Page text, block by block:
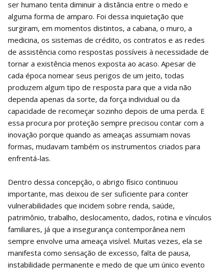
ser humano tenta diminuir a distância entre o medo e
alguma forma de amparo. Foi dessa inquietação que
surgiram, em momentos distintos, a cabana, o muro, a
medicina, os sistemas de crédito, os contratos e as redes
de assistência como respostas possíveis à necessidade de
tornar a existência menos exposta ao acaso. Apesar de
cada época nomear seus perigos de um jeito, todas
produzem algum tipo de resposta para que a vida não
dependa apenas da sorte, da força individual ou da
capacidade de recomeçar sozinho depois de uma perda. E
essa procura por proteção sempre precisou contar com a
inovação porque quando as ameaças assumiam novas
formas, mudavam também os instrumentos criados para
enfrentá-las.
Dentro dessa concepção, o abrigo físico continuou
importante, mas deixou de ser suficiente para conter
vulnerabilidades que incidem sobre renda, saúde,
patrimônio, trabalho, deslocamento, dados, rotina e vínculos
familiares, já que a insegurança contemporânea nem
sempre envolve uma ameaça visível. Muitas vezes, ela se
manifesta como sensação de excesso, falta de pausa,
instabilidade permanente e medo de que um único evento